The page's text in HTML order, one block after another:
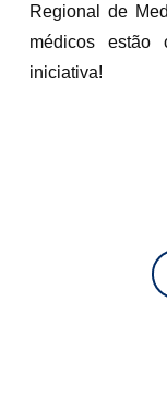
Regional de
médicos estão
iniciativa!